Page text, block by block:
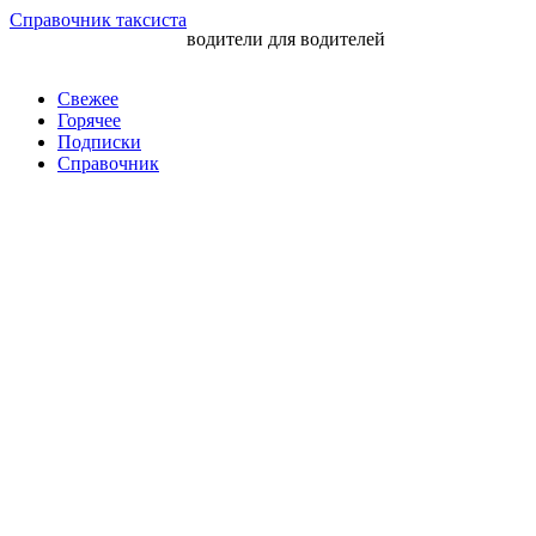
Перейти
Справочник таксиста
водители для водителей
Свежее
Горячее
Подписки
Справочник